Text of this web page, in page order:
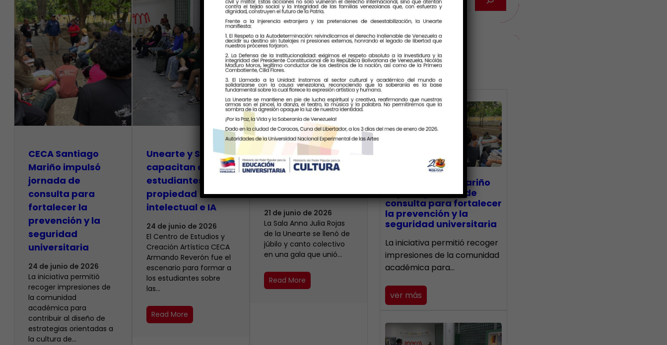
CECA Santiago
Mariño impulsó
jornada de
consulta para
fortalecer la
prevención y la
seguridad
universitaria
24 de junio de 2026
La iniciativa permitió
recoger impresiones de
la comunidad
académica para
contribuir al diseño de
estrategias orientadas a
la cultura de…
Unearte y SAPI
capacitan a
estudiantes sobre
propiedad
intelectual e IA
24 de junio de 2026
El Centro de Estudios y
Creación Artística CECA
Armando Reverón fue el
escenario para formar a
los estudiantes sobre
las…
Read More
Más de 400 voces
rinden tributo a la
Bor
21 de junio de 2026
​La Sala Anna Julia Rojas
de la Unearte se llenó de
júbilo y canto colectivo
en una gala que unió…
Read More
Últimas Noticias
CECA Santiago Mariño
impulsó jornada de
consulta para fortalecer
la prevención y la
seguridad universitaria
La iniciativa permitió recoger
impresiones de la comunidad
académica para…
ver más